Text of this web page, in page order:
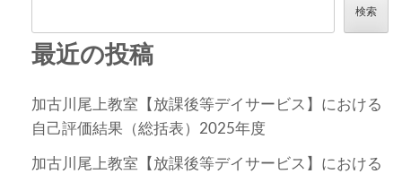
ョ
検索
最近の投稿
加古川尾上教室【放課後等デイサービス】における
自己評価結果（総括表）2025年度
加古川尾上教室【放課後等デイサービス】における